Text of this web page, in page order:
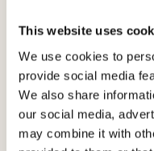
This website uses
We use cookies to
provide social media
We also share
our social media,
may combine it with
700 mètres d'altitude. »
Téléchargements